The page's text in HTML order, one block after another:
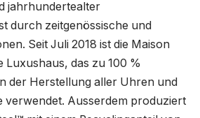
jahrhundertealter
durch zeitgenössische und
Seit Juli 2018 ist die Maison
Luxushaus, das zu 100 %
der Herstellung aller Uhren und
verwendet. Ausserdem produziert